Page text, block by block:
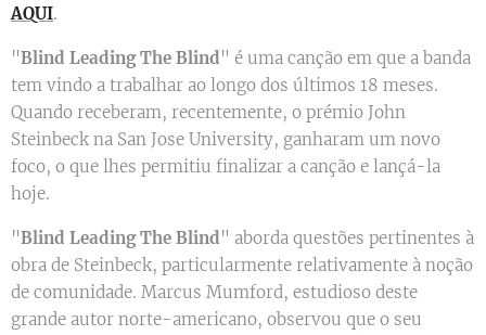
AQUI.
"Blind Leading The Blind" é uma canção em que a banda
tem vindo a trabalhar ao longo dos últimos 18 meses.
Quando receberam, recentemente, o prémio John
Steinbeck na San Jose University, ganharam um novo
foco, o que lhes permitiu finalizar a canção e lançá-la
hoje.
"Blind Leading The Blind" aborda questões pertinentes à
obra de Steinbeck, particularmente relativamente à noção
de comunidade. Marcus Mumford, estudioso deste
grande autor norte-americano, observou que o seu